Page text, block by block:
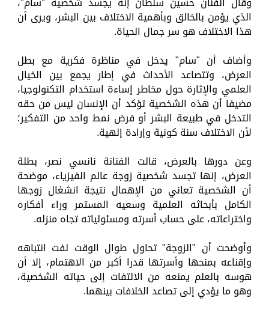
الذي يؤمن بالخالق وبأهمية الاختلاف بين البشر، ويرى أن
هذا الاختلاف هو سر جمال الحياة.
وأضاف أن "سام" يدخل في مناظرة فكرية مع بطل
العرض، وتتصاعد الأحداث في إطار يجمع بين الخيال
العلمي والإثارة حول مخاطر إساءة استخدام التكنولوجيا،
مضيفا أن هذه الشخصية تؤكد أن الإنسان ليس من حقه
التدخل في طبيعة البشر أو فرض نمط واحد من التفكير؛
لأن الاختلاف سنة كونية وإرادة إلهية.
وعن دورها بالعرض، قالت الفنانة نانسي نصر، بطلة
العرض، إنها تجسد شخصية زوجة عالم الفيزياء، موضحة
أن الشخصية تعاني من الإهمال نتيجة انشغال زوجها
الكامل بأبحاثه العلمية وسعيه المستمر وراء أفكاره
واختراعاته، على حساب أسرته ومسئولياته تجاه منزله.
وأوضحت أن "الزوجة" تحاول طوال الوقت لفت انتباهه
وإقناعه بمنحها وأسرتها قدرا أكبر من الاهتمام، إلا أن
هوسه بالعلم يمنعه من الالتفات إلى حياته الشخصية،
وهو ما يؤدي إلى تصاعد الخلافات بينهما.